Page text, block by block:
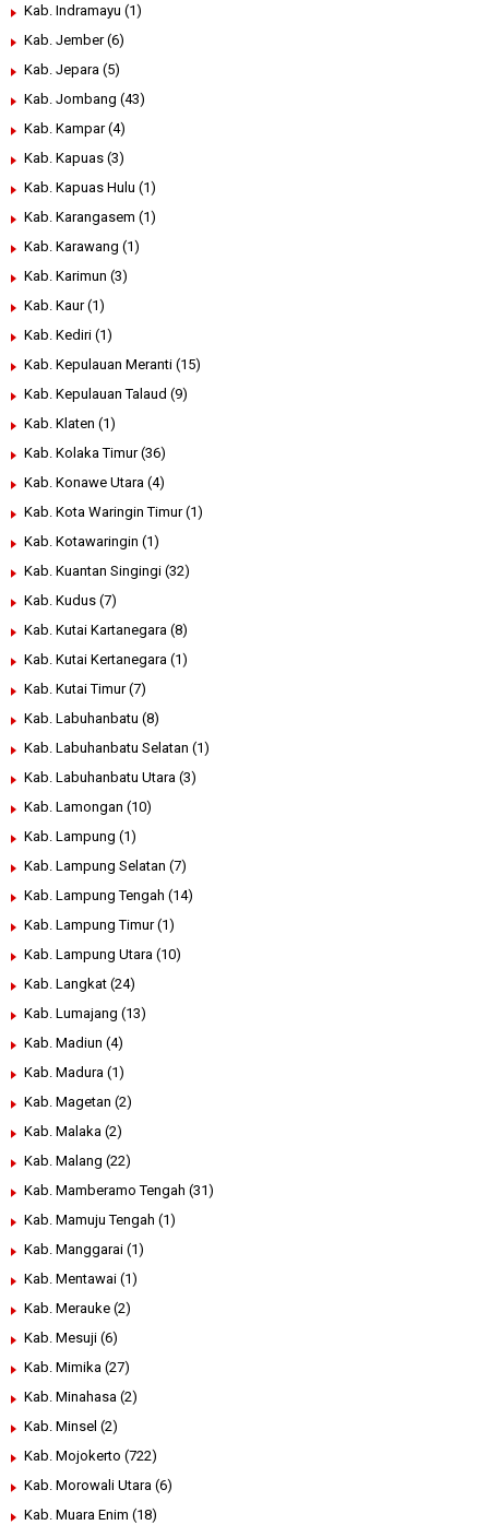
Kab. Indramayu (1)
Kab. Jember (6)
Kab. Jepara (5)
Kab. Jombang (43)
Kab. Kampar (4)
Kab. Kapuas (3)
Kab. Kapuas Hulu (1)
Kab. Karangasem (1)
Kab. Karawang (1)
Kab. Karimun (3)
Kab. Kaur (1)
Kab. Kediri (1)
Kab. Kepulauan Meranti (15)
Kab. Kepulauan Talaud (9)
Kab. Klaten (1)
Kab. Kolaka Timur (36)
Kab. Konawe Utara (4)
Kab. Kota Waringin Timur (1)
Kab. Kotawaringin (1)
Kab. Kuantan Singingi (32)
Kab. Kudus (7)
Kab. Kutai Kartanegara (8)
Kab. Kutai Kertanegara (1)
Kab. Kutai Timur (7)
Kab. Labuhanbatu (8)
Kab. Labuhanbatu Selatan (1)
Kab. Labuhanbatu Utara (3)
Kab. Lamongan (10)
Kab. Lampung (1)
Kab. Lampung Selatan (7)
Kab. Lampung Tengah (14)
Kab. Lampung Timur (1)
Kab. Lampung Utara (10)
Kab. Langkat (24)
Kab. Lumajang (13)
Kab. Madiun (4)
Kab. Madura (1)
Kab. Magetan (2)
Kab. Malaka (2)
Kab. Malang (22)
Kab. Mamberamo Tengah (31)
Kab. Mamuju Tengah (1)
Kab. Manggarai (1)
Kab. Mentawai (1)
Kab. Merauke (2)
Kab. Mesuji (6)
Kab. Mimika (27)
Kab. Minahasa (2)
Kab. Minsel (2)
Kab. Mojokerto (722)
Kab. Morowali Utara (6)
Kab. Muara Enim (18)